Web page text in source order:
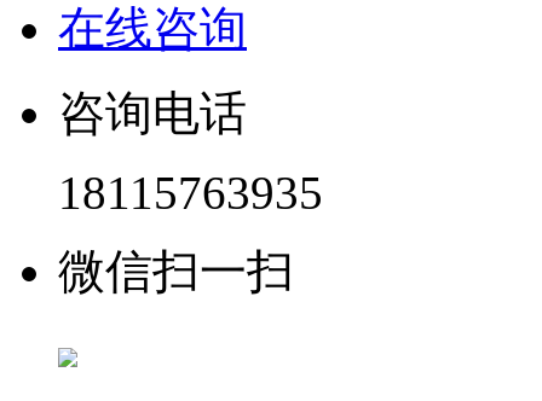
在线咨询
咨询电话
18115763935
微信扫一扫